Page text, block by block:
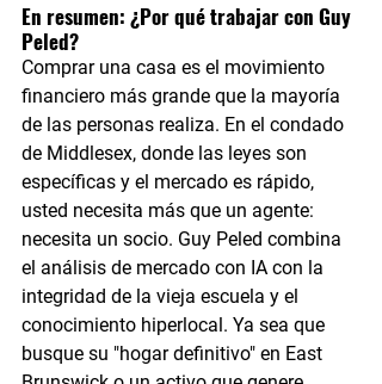
En resumen: ¿Por qué trabajar con Guy
Peled?
Comprar una casa es el movimiento
financiero más grande que la mayoría
de las personas realiza. En el condado
de Middlesex, donde las leyes son
específicas y el mercado es rápido,
usted necesita más que un agente:
necesita un socio. Guy Peled combina
el análisis de mercado con IA con la
integridad de la vieja escuela y el
conocimiento hiperlocal. Ya sea que
busque su "hogar definitivo" en East